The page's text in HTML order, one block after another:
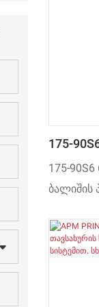
175-
Შატლით
175-
ბალიშის